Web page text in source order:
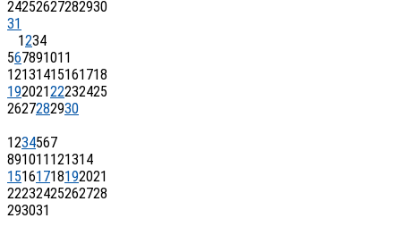
24252627282930
31
1234
567891011
12131415161718
19202122232425
2627282930
1234567
891011 121314
15161718192021
22232425262728
293031